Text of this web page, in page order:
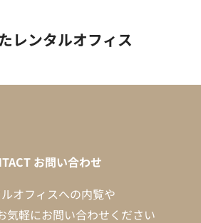
レンタルオフィス
お問い合わせ
オフィスへの内覧や
気軽にお問い合わせください